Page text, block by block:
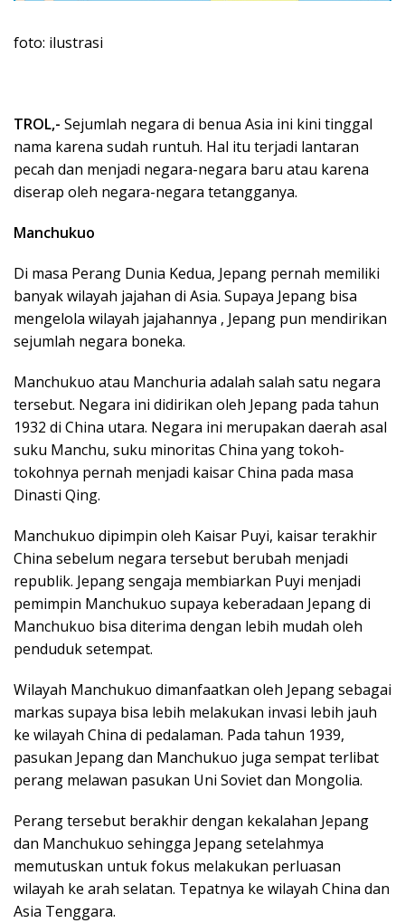
foto: ilustrasi
TROL,- Sejumlah negara di benua Asia ini kini tinggal
nama karena sudah runtuh. Hal itu terjadi lantaran
pecah dan menjadi negara-negara baru atau karena
diserap oleh negara-negara tetangganya.
Manchukuo
Di masa Perang Dunia Kedua, Jepang pernah memiliki
banyak wilayah jajahan di Asia. Supaya Jepang bisa
mengelola wilayah jajahannya , Jepang pun mendirikan
sejumlah negara boneka.
Manchukuo atau Manchuria adalah salah satu negara
tersebut. Negara ini didirikan oleh Jepang pada tahun
1932 di China utara. Negara ini merupakan daerah asal
suku Manchu, suku minoritas China yang tokoh-
tokohnya pernah menjadi kaisar China pada masa
Dinasti Qing.
Manchukuo dipimpin oleh Kaisar Puyi, kaisar terakhir
China sebelum negara tersebut berubah menjadi
republik. Jepang sengaja membiarkan Puyi menjadi
pemimpin Manchukuo supaya keberadaan Jepang di
Manchukuo bisa diterima dengan lebih mudah oleh
penduduk setempat.
Wilayah Manchukuo dimanfaatkan oleh Jepang sebagai
markas supaya bisa lebih melakukan invasi lebih jauh
ke wilayah China di pedalaman. Pada tahun 1939,
pasukan Jepang dan Manchukuo juga sempat terlibat
perang melawan pasukan Uni Soviet dan Mongolia.
Perang tersebut berakhir dengan kekalahan Jepang
dan Manchukuo sehingga Jepang setelahmya
memutuskan untuk fokus melakukan perluasan
wilayah ke arah selatan. Tepatnya ke wilayah China dan
Asia Tenggara.